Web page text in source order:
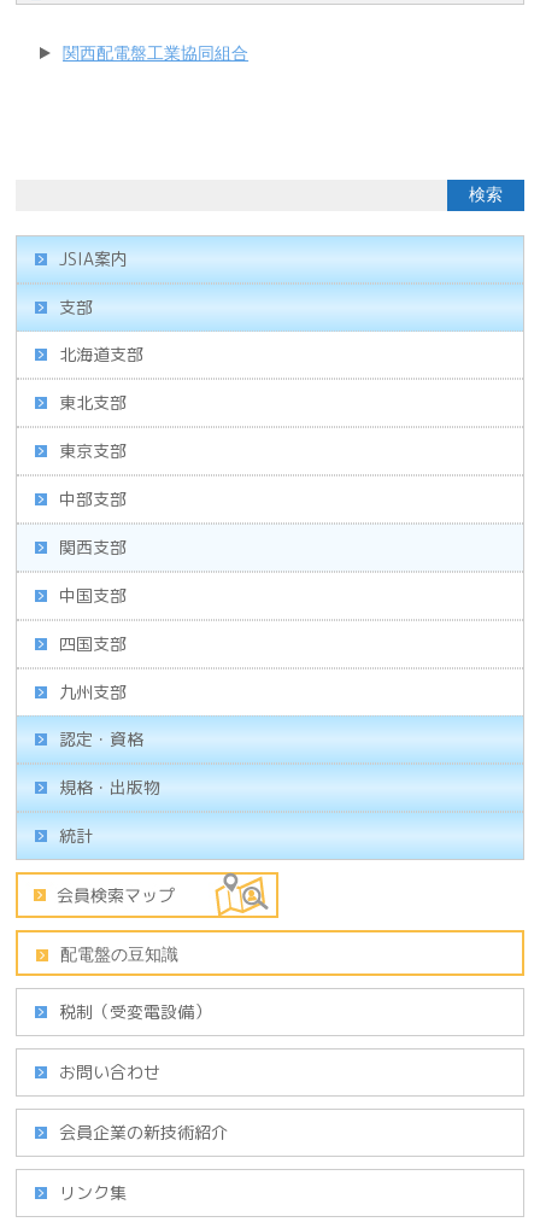
関西配電盤工業協同組合
JSIA案内
支部
北海道支部
東北支部
東京支部
中部支部
関西支部
中国支部
四国支部
九州支部
認定・資格
規格・出版物
統計
税制（受変電設備）
お問い合わせ
会員企業の新技術紹介
リンク集